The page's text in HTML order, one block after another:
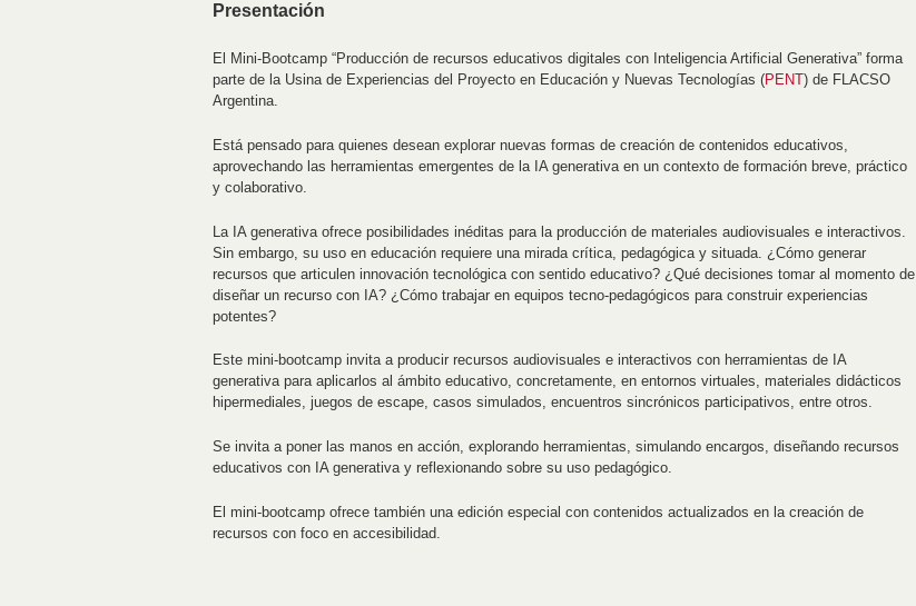
Presentación
El Mini-Bootcamp “Producción de recursos educativos digitales con Inteligencia Artificial Generativa” forma
parte de la Usina de Experiencias del Proyecto en Educación y Nuevas Tecnologías (PENT) de FLACSO
Argentina.
Está pensado para quienes desean explorar nuevas formas de creación de contenidos educativos,
aprovechando las herramientas emergentes de la IA generativa en un contexto de formación breve, práctico
y colaborativo.
La IA generativa ofrece posibilidades inéditas para la producción de materiales audiovisuales e interactivos.
Sin embargo, su uso en educación requiere una mirada crítica, pedagógica y situada. ¿Cómo generar
recursos que articulen innovación tecnológica con sentido educativo? ¿Qué decisiones tomar al momento de
diseñar un recurso con IA? ¿Cómo trabajar en equipos tecno-pedagógicos para construir experiencias
potentes?
Este mini-bootcamp invita a producir recursos audiovisuales e interactivos con herramientas de IA
generativa para aplicarlos al ámbito educativo, concretamente, en entornos virtuales, materiales didácticos
hipermediales, juegos de escape, casos simulados, encuentros sincrónicos participativos, entre otros.
Se invita a poner las manos en acción, explorando herramientas, simulando encargos, diseñando recursos
educativos con IA generativa y reflexionando sobre su uso pedagógico.
El mini-bootcamp ofrece también una edición especial con contenidos actualizados en la creación de
recursos con foco en accesibilidad.